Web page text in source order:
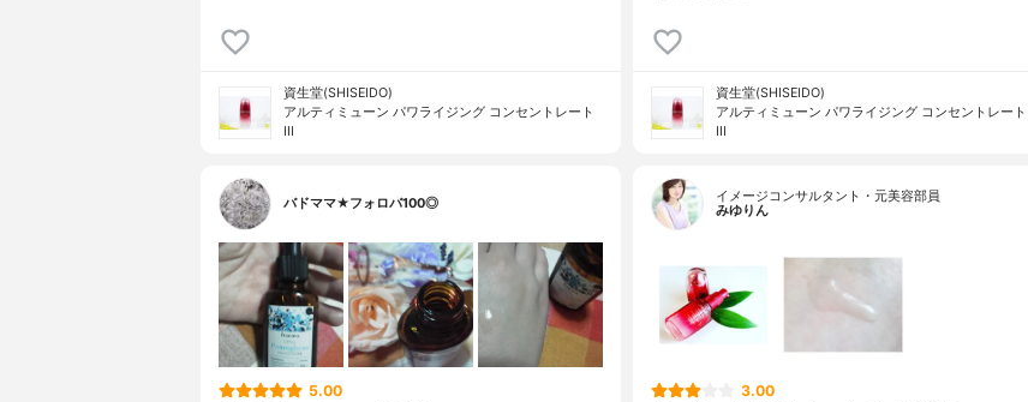
資生堂(SHISEIDO)
アルティミューン パワライジング コンセントレート
III
資生堂(SHISEIDO)
アルティミューン パワライジング コンセントレート
III
バドママ★フォロバ100◎
5.00
イメージコンサルタント・元美容部員
みゆりん
3.00